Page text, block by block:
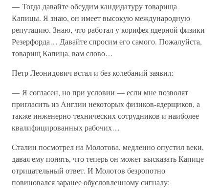
— Тогда давайте обсудим кандидатуру товарища
Капицы. Я знаю, он имеет высокую международную
репутацию. Знаю, что работал у корифея ядерной физики
Резерфорда… Давайте спросим его самого. Пожалуйста,
товарищ Капица, вам слово…
Петр Леонидович встал и без колебаний заявил:
— Я согласен, но при условии — если мне позволят
пригласить из Англии некоторых физиков-ядерщиков, а
также инженерно-технических сотрудников и наиболее
квалифицированных рабочих…
Сталин посмотрел на Молотова, медленно опустил веки,
давая ему понять, что теперь он может высказать Капице
отрицательный ответ. И Молотов безропотно
повиновался заранее обусловленному сигналу: